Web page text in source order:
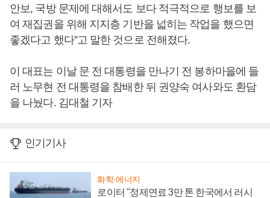
안보, 국방 문제에 대해서도 보다 적극적으로 행보를 보
여 재집권을 위해 지지층 기반을 넓히는 작업을 했으면
좋겠다고 했다”고 말한 것으로 전해졌다.
이 대표는 이날 문 전 대통령을 만나기 전 봉하마을에 들
러 노무현 전 대통령을 참배한 뒤 권양숙 여사와도 환담
을 나눴다. 김대철 기자
인기기사
화학·에너지
로이터 "정제연료 3만 톤 한국에서 러시